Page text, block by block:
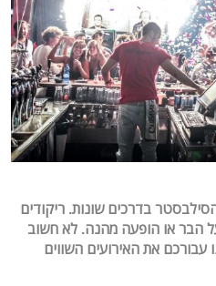
בדרכים שונות. ריקודים
הבר או הופעה מהנה. לא חשוב
עבורכם את האירועים השווים